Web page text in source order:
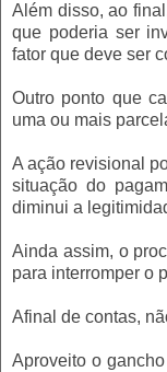
Além disso, ao
que poderia ser
fator que deve ser
Outro ponto que
uma ou mais
A ação revisional
situação do
diminui a
Ainda assim, o
para interromper o
Afinal de contas,
Aproveito o